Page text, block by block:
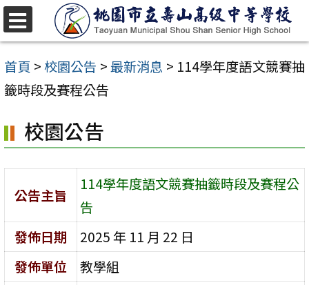
跳
至
主
要
容
區
首頁 >校園公告 >最新消息 > 114學年度語文競賽抽
籤時段及賽程公告
校園公告
公告主旨
114學年度語文競賽抽籤時段及賽程公
告
發佈日期
2025 年 11 月 22 日
發佈單位
教學組
選
單